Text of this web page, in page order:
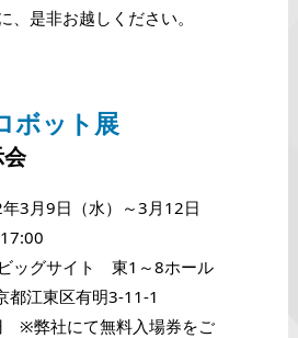
、是非お越しください。
ボット展
3月9日（水）～3月12日
ッグサイト 東1～8ホール
都江東区有明3-11-1
※弊社にて無料入場券をご